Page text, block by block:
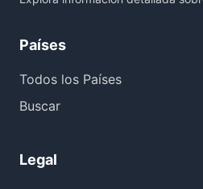
Países
Todos los Países
Buscar
Legal